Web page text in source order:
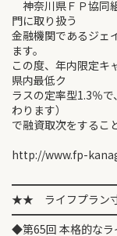
神奈川県ＦＰ協同
門に取り扱う
金融機関であるジェ
ます。
この度、年内限定キ
県内最低ク
ラスの定率型1.3％
わります）
で融資取次をするこ
http://www.fp-
★★ ライフプラ
◆第65回 本